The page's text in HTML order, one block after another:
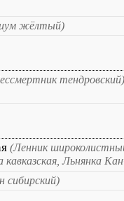
жёлтый)
тендровский)
(Ленник
кавказская, Льнянка
сибирский)